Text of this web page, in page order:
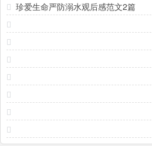
珍爱生命严防溺水观后感范文2篇